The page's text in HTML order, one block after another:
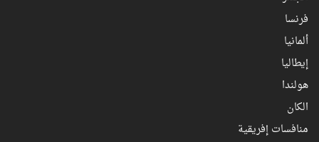
فرنسا
ألمانيا
إيطاليا
هولندا
الكان
منافسات إفريقية